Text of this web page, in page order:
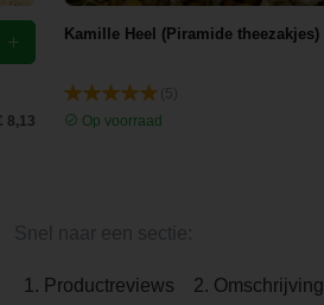
8,13
Kamille Heel (Piramide theezakjes)
Op voorraad
1. Productreviews
2. Omschrijving